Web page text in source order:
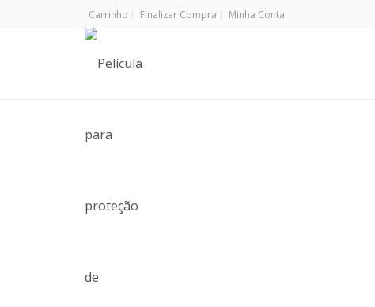
Carrinho Finalizar Compra Minha Conta